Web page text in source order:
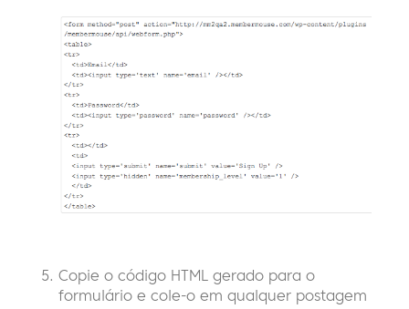
Copie o código HTML gerado para o
formulário e cole-o em qualquer postagem